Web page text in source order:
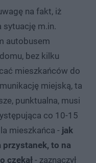
na fakt, iż
sytuację m.in.
autobusem
bez kilku
mieszkańców do
miejską, ta
punktualna, musi
co 10-15
mieszkańca - jak
to na
czekał - zaznaczył